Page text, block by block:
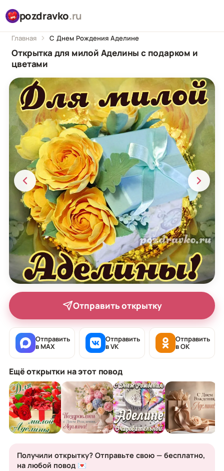
pozdravko.ru
Главная С Днем Рождения Аделине
Открытка для милой Аделины с подарком и
цветами
Отправить открытку
Отправить
в MAX
Отправить
в VK
Отправить
в OK
Ещё открытки на этот повод
Получили открытку? Отправьте свою — бесплатно,
на любой повод 💌